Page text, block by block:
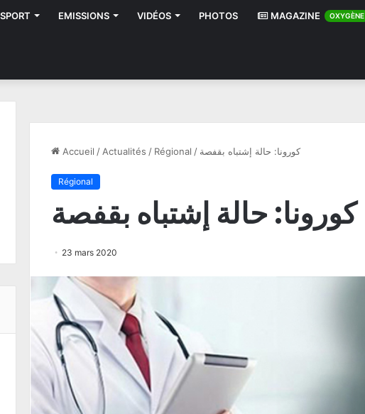
SPORT EMISSIONS VIDÉOS PHOTOS MAGAZINE OXYGÈNE
Accueil / Actualités / Régional / كورونا: حالة إشتباه بقفصة
Régional
كورونا: حالة إشتباه بقفصة
23 mars 2020